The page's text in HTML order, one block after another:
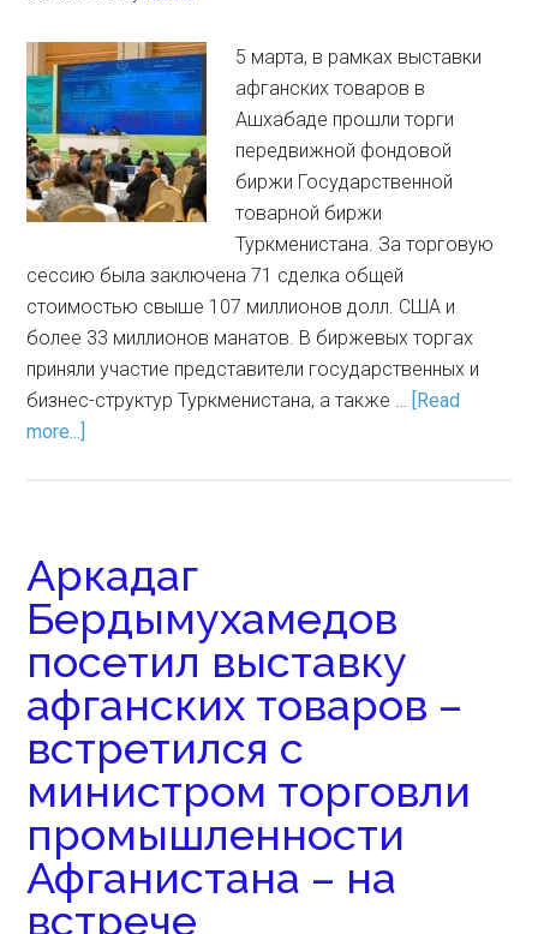
5 марта, в рамках выставки
афганских товаров в
Ашхабаде прошли торги
передвижной фондовой
биржи Государственной
товарной биржи
Туркменистана. За торговую
сессию была заключена 71 сделка общей
стоимостью свыше 107 миллионов долл. США и
более 33 миллионов манатов. В биржевых торгах
приняли участие представители государственных и
бизнес-структур Туркменистана, а также … [Read
more...]
Аркадаг
Бердымухамедов
посетил выставку
афганских товаров –
встретился с
министром торговли
промышленности
Афганистана – на
встрече